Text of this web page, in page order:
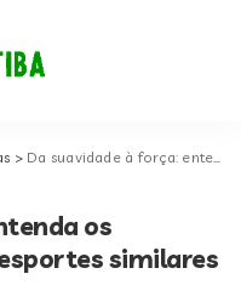
> Da suavidade à força: entenda os benefícios do boxe e de esportes similares na terceira idade!
os
similares